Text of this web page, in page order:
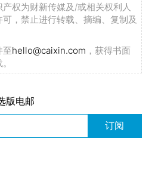
权为财新传媒及/或相关权利人
，禁止进行转载、摘编、复制及
至hello@caixin.com ，获得书面
版电邮
订阅